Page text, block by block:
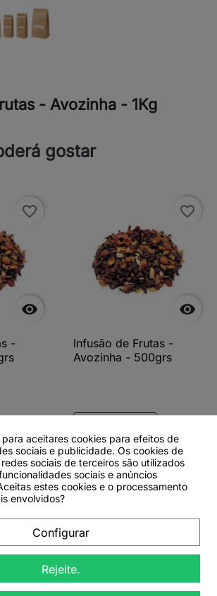
- Avozinha - 1Kg
gostar

favorite_border
-

favorite_border
Infusão de Frutas -
Avozinha - 500grs

favorite_border
aceitares cookies para efeitos de
sociais e publicidade. Os cookies de
sociais de terceiros são utilizados
sociais e anúncios
estes cookies e o processamento
envolvidos?
Configurar
Rejeite.